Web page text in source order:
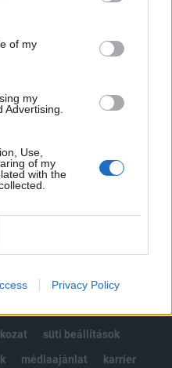
of my
my
Advertising.
Use,
of my
with the
Privacy Policy
év napon belüli
BEJELENTKEZÉS
süti beállítások
médiaajánlat karrier